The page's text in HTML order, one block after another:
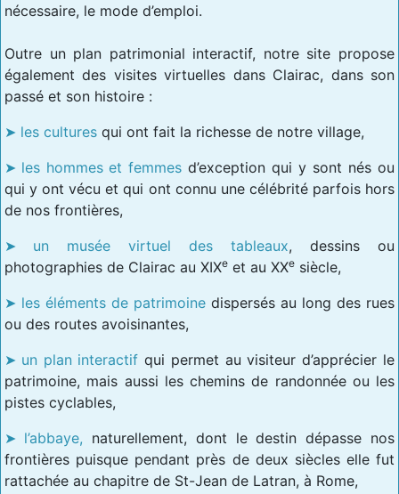
nécessaire, le mode d’emploi.
Outre un plan patrimonial interactif, notre site propose
également des visites virtuelles dans Clairac, dans son
passé et son histoire :
les cultures qui ont fait la richesse de notre village,
les hommes et femmes d’exception qui y sont nés ou
qui y ont vécu et qui ont connu une célébrité parfois hors
de nos frontières,
un musée virtuel des tableaux, dessins ou
photographies de Clairac au XIXe et au XXe siècle,
les éléments de patrimoine dispersés au long des rues
ou des routes avoisinantes,
un plan interactif qui permet au visiteur d’apprécier le
patrimoine, mais aussi les chemins de randonnée ou les
pistes cyclables,
l’abbaye, naturellement, dont le destin dépasse nos
frontières puisque pendant près de deux siècles elle fut
rattachée au chapitre de St-Jean de Latran, à Rome,